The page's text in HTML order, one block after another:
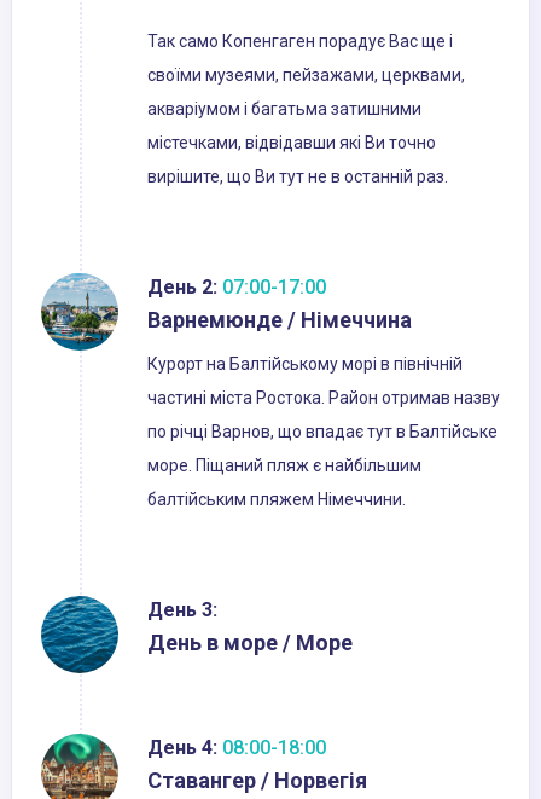
Так само Копенгаген порадує Вас ще і
своїми музеями, пейзажами, церквами,
акваріумом і багатьма затишними
містечками, відвідавши які Ви точно
вирішите, що Ви тут не в останній раз.
День 2: 07:00-17:00
Варнемюнде / Німеччина
Курорт на Балтійському морі в північній
частині міста Ростока. Район отримав назву
по річці Варнов, що впадає тут в Балтійське
море. Піщаний пляж є найбільшим
балтійським пляжем Німеччини.
День 3:
День в море / Море
День 4: 08:00-18:00
Ставангер / Норвегія